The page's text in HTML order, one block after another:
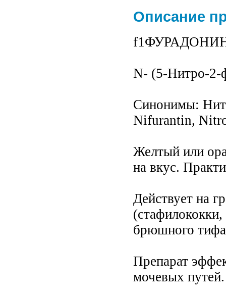
Описание
f1ФУРАДОНИН
N- (5-Нитро-2-
Синонимы:
Nifurantin,
Желтый или
на вкус.
Действует на
брюшного
Препарат
мочевых путей.